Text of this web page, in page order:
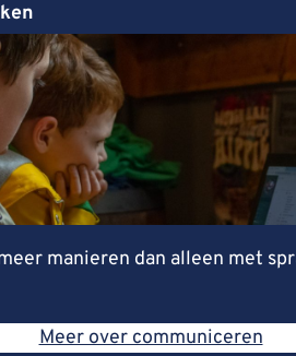
manieren dan alleen met
Meer over communiceren